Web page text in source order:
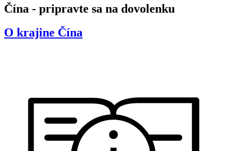
Čína - pripravte sa na dovolenku
O krajine Čína